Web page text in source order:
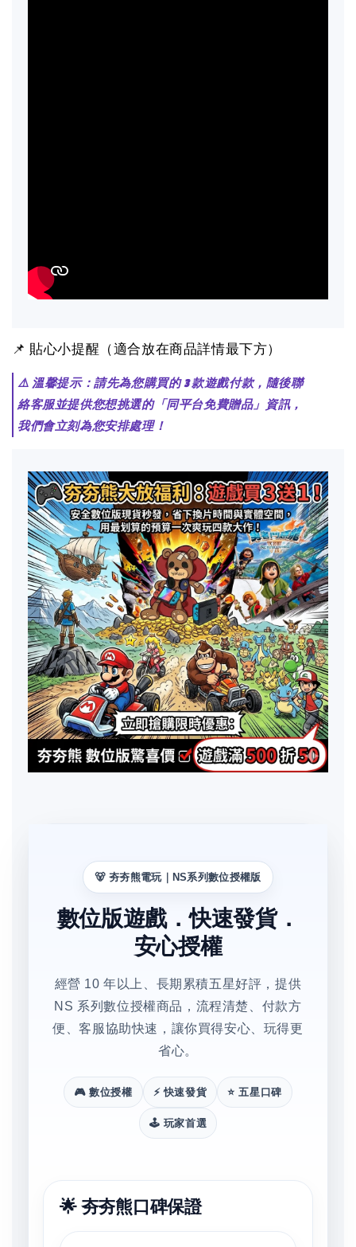
📌 貼心小提醒（適合放在商品詳情最下方）
⚠️ 溫馨提示：請先為您購買的 3 款遊戲付款，隨後聯
絡客服並提供您想挑選的「同平台免費贈品」資訊，
我們會立刻為您安排處理！
🐻 夯夯熊電玩｜NS系列數位授權版
數位版遊戲．快速發貨．
安心授權
經營 10 年以上、長期累積五星好評，提供
NS 系列數位授權商品，流程清楚、付款方
便、客服協助快速，讓你買得安心、玩得更
省心。
🎮 數位授權 ⚡ 快速發貨 ⭐ 五星口碑
🕹️ 玩家首選
🌟 夯夯熊口碑保證